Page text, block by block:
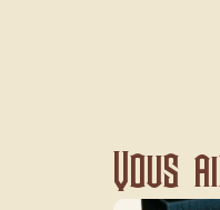
Vous